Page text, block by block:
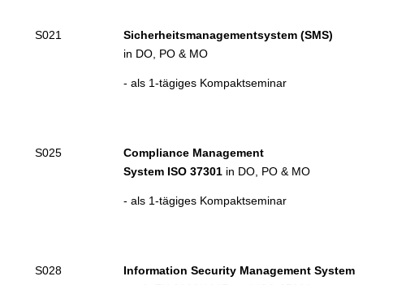
S021 Sicherheitsmanagementsystem (SMS)
in DO, PO & MO
- als 1-tägiges Kompaktseminar
S025
Compliance Management
System ISO 37301 in DO, PO & MO
- als 1-tägiges Kompaktseminar
S028 Information Security Management System